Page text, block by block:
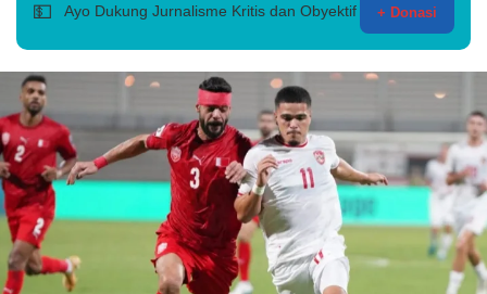
💵 Ayo Dukung Jurnalisme Kritis dan Obyektif + Donasi